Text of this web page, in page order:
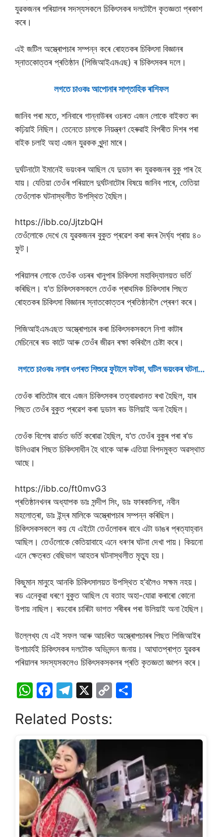
যুৱকজনৰ পৰিয়ালৰ সদস্যসকলে চিকিৎসকৰ দলটোলৈ কৃতজ্ঞতা প্ৰকাশ
কৰে।
এই জটিল অস্ত্ৰোপচাৰ সম্পন্ন কৰে ৰোহতকৰ চিকিৎসা বিজ্ঞানৰ
স্নাতকোত্তৰ প্ৰতিষ্ঠান (পিজিআইএমএছ) ৰ চিকিৎসকৰ দলে।
লগতে চাওকঃ আপােনাৰ সাপ্তাহিক ৰাশিফল
জানিব পৰা মতে, শনিবাৰে গান্নাউৰৰ ওচৰত এজন লোকে বাইকত ৰদ
কঢ়িয়াই নিছিল। তেনেতে চালকে নিয়ন্ত্ৰণ হেৰুৱাই বিপৰীত দিশৰ পৰা
বাইক চলাই অহা এজন যুৱকক খুন্দা মাৰে।
দুৰ্ঘটনাটো ইমানেই ভয়ংকৰ আছিল যে দুডাল ৰদ যুৱকজনৰ বুকু পাৰ হৈ
যায়। যেতিয়া তেওঁৰ পৰিয়ালে দুৰ্ঘটনাটোৰ বিষয়ে জানিব পাৰে, তেতিয়া
তেওঁলোক ঘটনাস্থলীত উপস্থিত হৈছিল।
https://ibb.co/JjtzbQH
তেওঁলোকে দেখে যে যুৱকজনৰ বুকুত প্ৰৱেশ কৰা ৰদৰ দৈৰ্ঘ্য প্ৰায় ৪০
ফুট।
পৰিয়ালৰ লোকে তেওঁক ওচৰৰ খানুপাৰ চিকিৎসা মহাবিদ্যালয়ত ভৰ্তি
কৰিছিল। য’ত চিকিৎসকসকলে তেওঁক প্ৰাথমিক চিকিৎসাৰ পিছত
ৰোহতকৰ চিকিৎসা বিজ্ঞানৰ স্নাতকোত্তৰ প্ৰতিষ্ঠানলৈ প্ৰেৰণ কৰে।
পিজিআইএমএছত অস্ত্ৰোপচাৰ কৰা চিকিৎসকসকলে নিশা কাটাৰ
মেচিনেৰে ৰড কাটে আৰু তেওঁৰ জীৱন ৰক্ষা কৰিবলৈ চেষ্টা কৰে।
লগতে চাওকঃ নলাৰ ওপৰত শিশুৱে ফুটালে ফটকা, ঘটিল ভয়ংকৰ ঘটনা…
তেওঁক ৰাতিটোৰ বাবে এজন চিকিৎসকৰ তত্বাৱধানত ৰখা হৈছিল, যাৰ
পিছত তেওঁৰ বুকুত প্ৰৱেশ কৰা দুডাল ৰড উলিয়াই অনা হৈছিল।
তেওঁক বিশেষ ৱাৰ্ডত ভৰ্তি কৰোৱা হৈছিল, য’ত তেওঁৰ বুকুৰ পৰা ৰ’ড
উলিওৱাৰ পিছত চিকিৎসাধীন হৈ থাকে আৰু এতিয়া বিপদমুক্ত অৱস্থাত
আছে।
https://ibb.co/ft0mvG3
প্ৰতিষ্ঠানখনৰ অধ্যাপক ডাঃ সন্দীপ সিং, ডাঃ ফাৰকালিনা, নবীন
মহলোত্ৰা, ডাঃ ইন্দ্ৰ মালিকে অস্ত্ৰোপচাৰ সম্পন্ন কৰিছিল।
চিকিৎসকসকলে কয় যে এইটো তেওঁলোকৰ বাবে এটা ডাঙৰ প্ৰত্যাহ্বান
আছিল। তেওঁলোকে কেতিয়াবাহে এনে ধৰণৰ ঘটনা দেখা পায়। কিয়নো
এনে ক্ষেত্ৰত বেছিভাগ আহতৰ ঘটনাস্থলীত মৃত্যু হয়।
কিছুমান মানুহে আনকি চিকিৎসালয়ত উপস্থিত হ’বলৈও সক্ষম নহয়।
ৰড এনেকুৱা ধৰণে বুকুত আছিল যে বতাহ অহা-যোৱা কৰাৰো কোনো
উপায় নাছিল। ৰডবোৰ চাৰিটা ভাগত শৰীৰৰ পৰা উলিয়াই অনা হৈছিল।
উল্লেখ্য যে এই সফল আৰু আচৰিত অস্ত্ৰোপচাৰৰ পিছত পিজিআইৰ
উপাচাৰ্যই চিকিৎসকৰ দলটোক অভিনন্দন জনায়। আঘাতপ্ৰাপ্ত যুৱকৰ
পৰিয়ালৰ সদস্যসকলেও চিকিৎসকসকলৰ প্ৰতি কৃতজ্ঞতা জ্ঞাপন কৰে।
W
at
s
A
p
p
F
c
e
b
o
o
k
T
e
gr
a
m
X
C
y
n
k
e
Related Posts: